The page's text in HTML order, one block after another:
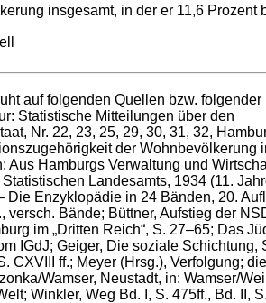
insgesamt, in der er 11,6 Prozent
auf folgenden Quellen bzw. folgender
Statistische Mitteilungen über den
Nr. 22, 23, 25, 29, 30, 31, 32,
der Wohnbevölkerung
Aus Hamburgs Verwaltung und
Landesamts, 1934 (11.
Die Enzyklopädie in 24 Bänden, 20.
versch. Bände; Büttner, Aufstieg der
im „Dritten Reich“, S. 27–65; Das
IGdJ; Geiger, Die soziale Schichtung,
CXVIII ff.; Meyer (Hrsg.), Verfolgung;
Wamser, Neustadt, in: Wamser/
Winkler, Weg Bd. I, S. 475ff., Bd. II,